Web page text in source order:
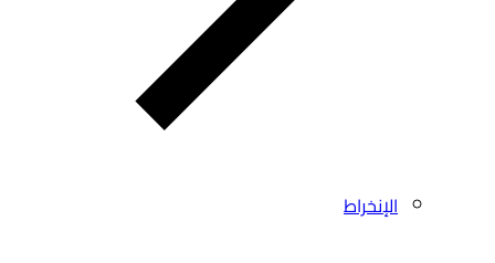
الإنخراط